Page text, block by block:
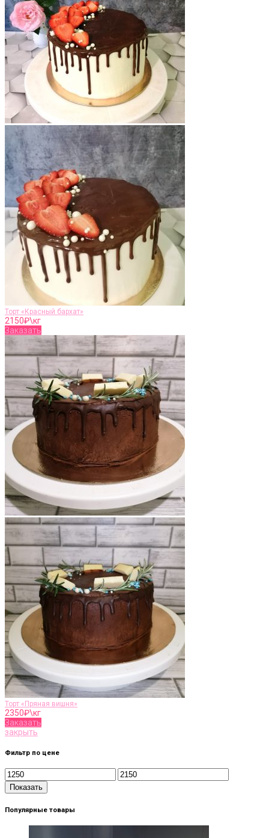
Торт «Красный бархат»
2150₽\кг
Заказать
Торт «Пряная вишня»
2350₽\кг
Заказать
закрыть
Фильтр по цене
Показать
Популярные товары